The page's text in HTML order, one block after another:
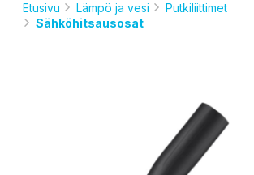
Etusivu
Lämpö ja vesi
Putkiliittimet
Sähköhitsausosat